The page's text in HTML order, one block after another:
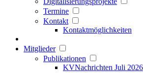
Termine
Kontakt
Kontaktmöglichkeiten
Mitglieder
Publikationen
KVNachrichten Juli 2026